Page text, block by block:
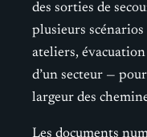
des sorties de
plusieurs
ateliers,
d’un secteur —
largeur des
Les documents